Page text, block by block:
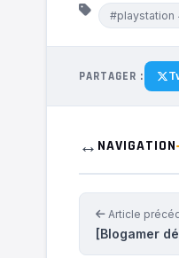
#playstation
PARTAGER :
↔️ NAVIGATION
Article
[Blogamer